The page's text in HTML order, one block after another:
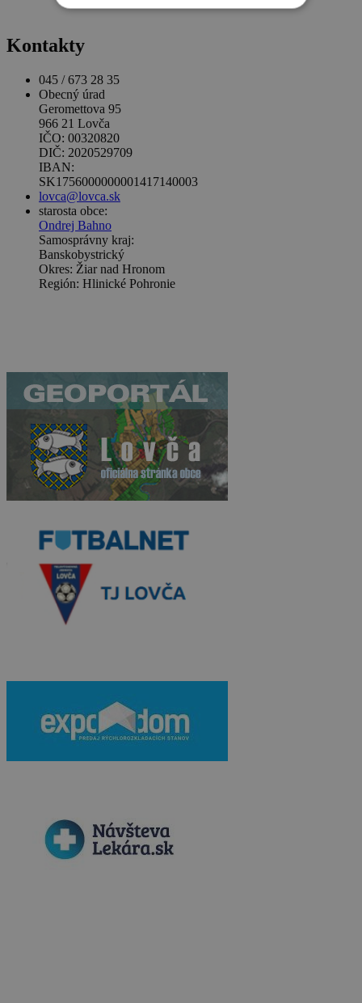
Kontakty
045 / 673 28 35
Obecný úrad
Geromettova 95
966 21 Lovča
IČO: 00320820
DIČ: 2020529709
IBAN:
SK1756000000001417140003
lovca@lovca.sk
starosta obce:
Ondrej Bahno
Samosprávny kraj:
Banskobystrický
Okres: Žiar nad Hronom
Región: Hlinické Pohronie